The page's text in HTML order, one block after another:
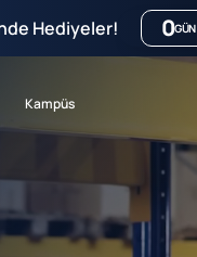
Hediyeler! 0GÜN
Kampüs